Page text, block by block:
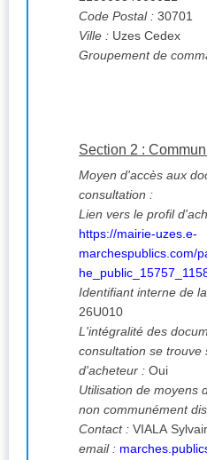
Code Postal : 30701
Ville : Uzes Cedex
Groupement de
Section 2 :
Moyen d'accès aux
consultation :
Lien vers le profil
https://mairie-uzes.e-
marchespublics.com/
Identifiant interne de
26U010
L'intégralité des
consultation se trouve
d'acheteur : Oui
Utilisation de moyens
non communément
Contact : VIALA
email :